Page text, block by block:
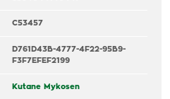
C53457
D761D43B-4777-4F22-95B9-
F3F7EFEF2199
Kutane Mykosen